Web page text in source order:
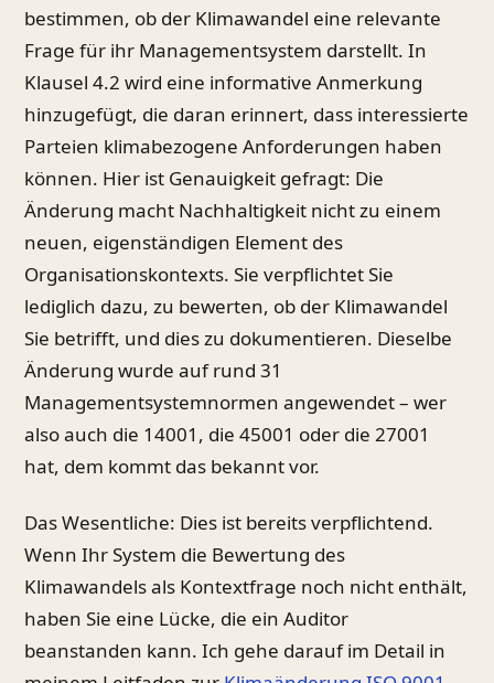
bestimmen, ob der Klimawandel eine relevante
Frage für ihr Managementsystem darstellt. In
Klausel 4.2 wird eine informative Anmerkung
hinzugefügt, die daran erinnert, dass interessierte
Parteien klimabezogene Anforderungen haben
können. Hier ist Genauigkeit gefragt: Die
Änderung macht Nachhaltigkeit nicht zu einem
neuen, eigenständigen Element des
Organisationskontexts. Sie verpflichtet Sie
lediglich dazu, zu bewerten, ob der Klimawandel
Sie betrifft, und dies zu dokumentieren. Dieselbe
Änderung wurde auf rund 31
Managementsystemnormen angewendet – wer
also auch die 14001, die 45001 oder die 27001
hat, dem kommt das bekannt vor.
Das Wesentliche: Dies ist bereits verpflichtend.
Wenn Ihr System die Bewertung des
Klimawandels als Kontextfrage noch nicht enthält,
haben Sie eine Lücke, die ein Auditor
beanstanden kann. Ich gehe darauf im Detail in